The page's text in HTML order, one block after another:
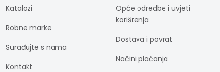
Katalozi
Robne marke
Surađujte s nama
Kontakt
Opće odredbe i uvjeti
korištenja
Dostava i povrat
Načini plaćanja